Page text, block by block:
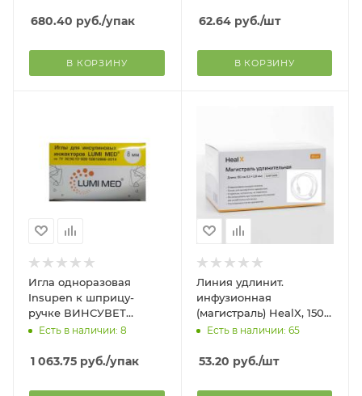
680.40 руб./упак
В КОРЗИНУ
62.64руб./шт
В КОРЗИНУ
Игла одноразовая
Insupen к шприцу-
ручке ВИНСУВЕТ
0,3мм*8 мм (100 шт)
Есть в наличии: 8
1 063.75 руб./упак
Линия удлинит.
инфузионная
(магистраль) HealX, 150
см (Ø1.5*2,8 мм)
Есть в наличии: 65
53.20 руб./шт